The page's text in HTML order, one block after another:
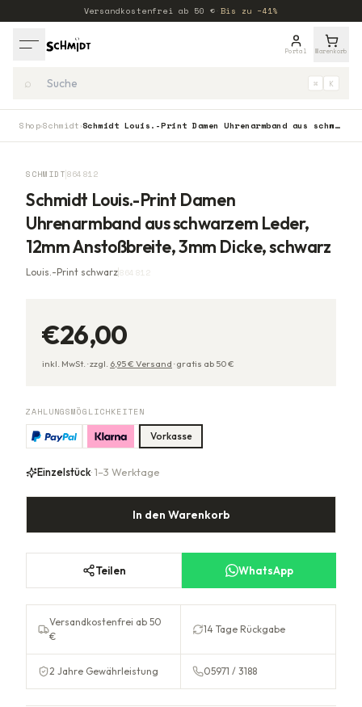
Versandkostenfrei ab 50 € Bis zu −41%
Portal Warenkorb
⌕ ⌘ K
Shop›Schmidt › Schmidt Louis.-Print Damen Uhrenarmband aus schwarzem Leder, 12mm Anstoßbreite, 3mm Dicke, schwarz
SCHMIDT 864812
Schmidt Louis.-Print Damen
Uhrenarmband aus schwarzem Leder,
12mm Anstoßbreite, 3mm Dicke, schwarz
Louis.-Print schwarz864812
€26,00
inkl. MwSt. ·zzgl. 6,95€ Versand ·gratis ab 50€
ZAHLUNGSMÖGLICHKEITEN
Vorkasse
Einzelstück· 1–3 Werktage
In den Warenkorb
Teilen WhatsApp
Versandkostenfrei ab 50
€
14 Tage Rückgabe
2 Jahre Gewährleistung 05971 / 3188